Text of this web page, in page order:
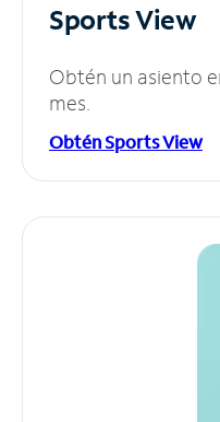
Sports View
Obtén un asiento
mes.
Obtén Sports View